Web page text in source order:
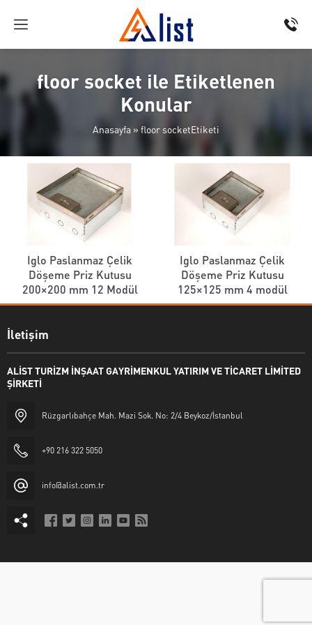
floor socket ile Etiketlenen
Konular
Anasayfa » floor socketEtiketi
Iglo Paslanmaz Çelik
Döşeme Priz Kutusu
200×200 mm 12 Modül
Iglo Paslanmaz Çelik
Döşeme Priz Kutusu
125×125 mm 4 modül
İletişim
ALİST TURİZM İNŞAAT GAYRİMENKUL YATIRIM VE TİCARET LİMİTED
ŞİRKETİ
Rüzgarlıbahçe Mah. Mazi Sok. No: 2/4 Beykoz/İstanbul
+90 216 322 5050
info@alist.com.tr